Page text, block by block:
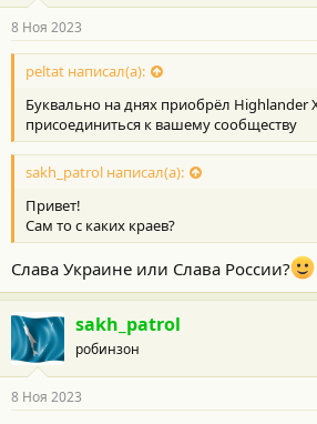
8 Ноя 2023
peltat написал(а):
Буквально на днях приобрёл Highlander
присоединиться к вашему сообществу
sakh_patrol написал(а):
Привет!
Сам то с каких краев?
Слава Украине или Слава России?
sakh_patrol
робинзон
8 Ноя 2023